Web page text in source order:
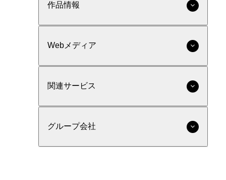
作品情報
Webメディア
関連サービス
グループ会社